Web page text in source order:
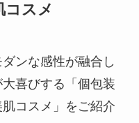
コスメ
ンな感性が融合し
喜びする「個包装
コスメ」をご紹介